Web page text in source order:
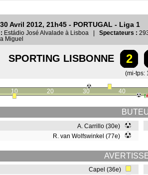
Avril 2012, 21h45 - PORTUGAL - Liga 1
Estádio José Alvalade à Lisboa | Spectateurs :
Miguel
SPORTING LISBONNE 2
(mi-tps:
10 20 30 40
A. Carrillo (30e)
R. van Wolfswinkel (77e)
Capel (36e)